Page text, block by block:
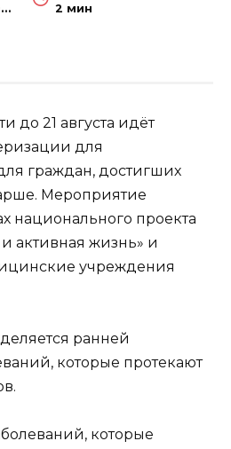
Красносулинский вестник 2 мин
до 21 августа идёт
для
граждан, достигших
Мероприятие
национального проекта
активная жизнь» и
учреждения
ранней
которые протекают
которые